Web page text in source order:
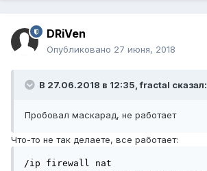
DRiVen
Опубликовано 27 июня, 2018
В 27.06.2018 в 12:35,fractal сказал:
Пробовал маскарад, не работает
Что-то не так делаете, все работает:
/ip firewall nat